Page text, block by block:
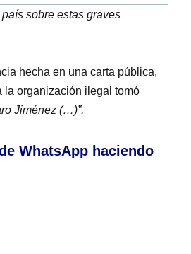
sobre estas graves
hecha en una carta pública,
la organización ilegal tomó
Jiménez (…)”.
WhatsApp haciendo